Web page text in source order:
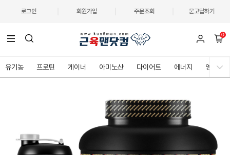
로그인 회원가입 주문조회 묻고답하기
0
유기농 프로틴 게이너 아미노산 다이어트 에너지 영양제